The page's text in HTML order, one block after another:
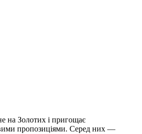
на Золотих і пригощає
пропозиціями. Серед них —